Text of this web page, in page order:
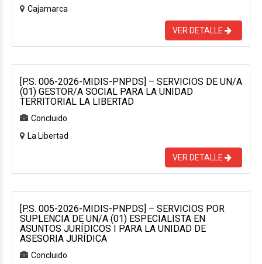
Cajamarca
VER DETALLE
[P.S. 006-2026-MIDIS-PNPDS] – SERVICIOS DE UN/A
(01) GESTOR/A SOCIAL PARA LA UNIDAD
TERRITORIAL LA LIBERTAD
Concluido
La Libertad
VER DETALLE
[P.S. 005-2026-MIDIS-PNPDS] – SERVICIOS POR
SUPLENCIA DE UN/A (01) ESPECIALISTA EN
ASUNTOS JURÍDICOS I PARA LA UNIDAD DE
ASESORIA JURÍDICA
Concluido